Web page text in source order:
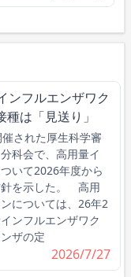
ンフルエンザワク
は「見送り」
された厚生科学審
科会で、高用量イ
いて2026年度から
針を示した。 高用
については、26年2
ンフルエンザワク
ザの定
2026/7/27